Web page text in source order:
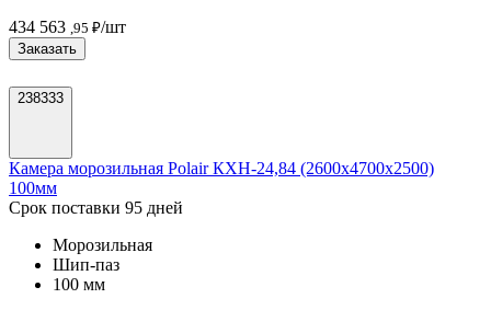
434 563 ,95 ₽/шт
Заказать
238333
Камера морозильная Polair КХН-24,84 (2600х4700х2500)
100мм
Срок поставки 95 дней
Морозильная
Шип-паз
100 мм